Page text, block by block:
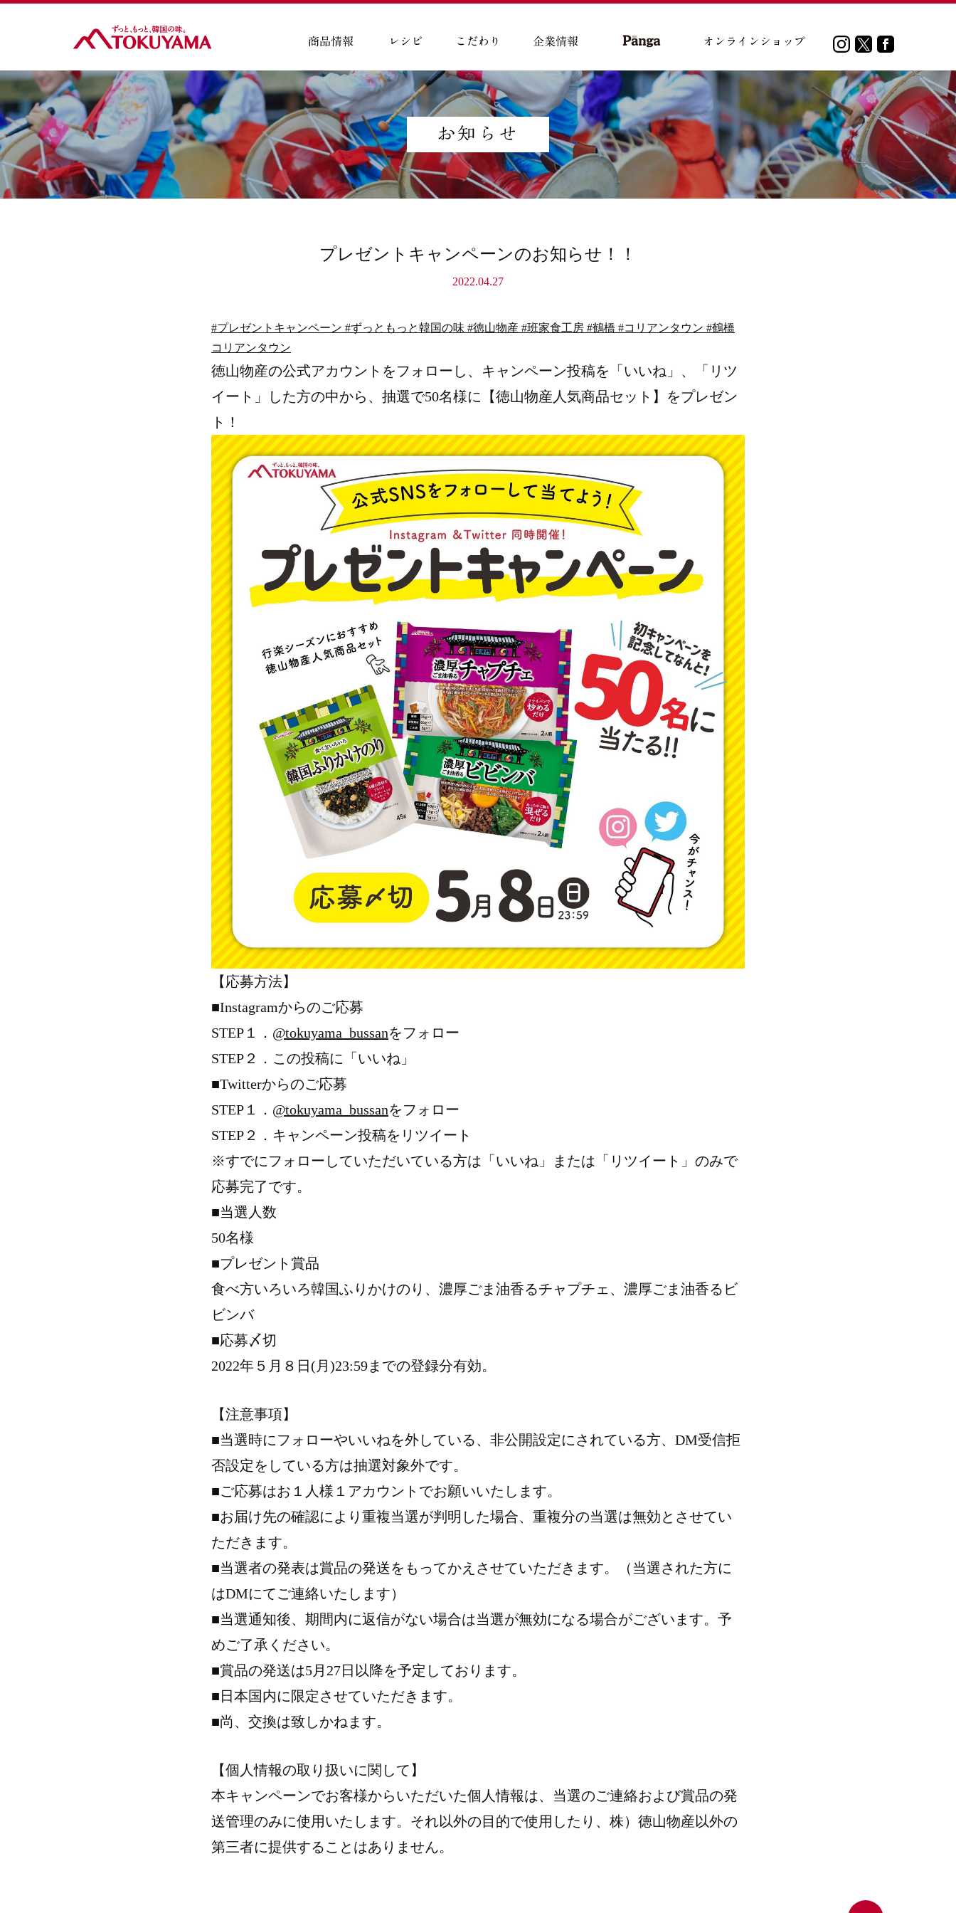
プレゼントキャンペーンのお知らせ！！
2022.04.27
#プレゼントキャンペーン #ずっともっと韓国の味 #徳山物産 #班家食工房 #鶴橋 #コリアンタウン #鶴橋
コリアンタウン
徳山物産の公式アカウントをフォローし、キャンペーン投稿を「いいね」、「リツ
イート」した方の中から、抽選で50名様に【徳山物産人気商品セット】をプレゼン
ト！
【応募方法】
■Instagramからのご応募
STEP１． @tokuyama_bussanをフォロー
STEP２．この投稿に「いいね」
■Twitterからのご応募
STEP１． @tokuyama_bussanをフォロー
STEP２．キャンペーン投稿をリツイート
※すでにフォローしていただいている方は「いいね」または「リツイート」のみで
応募完了です。
■当選人数
50名様
■プレゼント賞品
食べ方いろいろ韓国ふりかけのり、濃厚ごま油香るチャプチェ、濃厚ごま油香るビ
ビンバ
■応募〆切
2022年５月８日(月)23:59までの登録分有効。
【注意事項】
■当選時にフォローやいいねを外している、非公開設定にされている方、DM受信拒
否設定をしている方は抽選対象外です。
■ご応募はお１人様１アカウントでお願いいたします。
■お届け先の確認により重複当選が判明した場合、重複分の当選は無効とさせてい
ただきます。
■当選者の発表は賞品の発送をもってかえさせていただきます。（当選された方に
はDMにてご連絡いたします）
■当選通知後、期間内に返信がない場合は当選が無効になる場合がございます。予
めご了承ください。
■賞品の発送は5月27日以降を予定しております。
■日本国内に限定させていただきます。
■尚、交換は致しかねます。
【個人情報の取り扱いに関して】
本キャンペーンでお客様からいただいた個人情報は、当選のご連絡および賞品の発
送管理のみに使用いたします。それ以外の目的で使用したり、株）徳山物産以外の
第三者に提供することはありません。